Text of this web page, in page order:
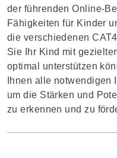
der führenden Online-
Fähigkeiten für Kinder
die verschiedenen
Sie Ihr Kind mit
optimal unterstützen
Ihnen alle notwendigen
um die Stärken und
zu erkennen und zu